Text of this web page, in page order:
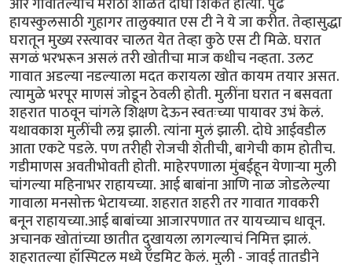
हायस्कुलसाठी गुहागर तालुक्यात एस टी ने ये जा करीत. तेव्हासुद्धा
घरातून मुख्य रस्त्यावर चालत येत तेव्हा कुठे एस टी मिळे. घरात
सगळं भरभरून असलं तरी खोतीचा माज कधीच नव्हता. उलट
गावात अडल्या नडल्याला मदत करायला खोत कायम तयार असत.
त्यामुळे भरपूर माणसं जोडून ठेवली होती. मुलींना घरात न बसवता
शहरात पाठवून चांगले शिक्षण देऊन स्वतःच्या पायावर उभं केलं.
यथावकाश मुलींची लग्न झाली. त्यांना मुलं झाली. दोघे आईवडील
आता एकटे पडले. पण तरीही रोजची शेतीची, बागेची काम होतीच.
गडीमाणस अवतीभोवती होती. माहेरपणाला मुंबईहून येणाऱ्या मुली
चांगल्या महिनाभर राहायच्या. आई बाबांना आणि नाळ जोडलेल्या
गावाला मनसोक्त भेटायच्या. शहरात शहरी तर गावात गावकरी
बनून राहायच्या.आई बाबांच्या आजारपणात तर यायच्याच धावून.
अचानक खोतांच्या छातीत दुखायला लागल्याचं निमित्त झालं.
शहरातल्या हॉस्पिटल मध्ये ऍडमिट केलं. मुली - जावई तातडीने